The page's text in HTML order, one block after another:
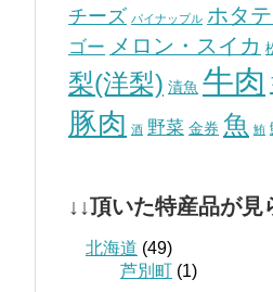
チーズ パイナップル ホタ
ゴー メロン・スイカ
梨(洋梨) 漬魚 牛肉
豚肉 酒 野菜 金券 魚 鮪
↓↓頂いた特産品が見
北海道 (49)
芦別町 (1)